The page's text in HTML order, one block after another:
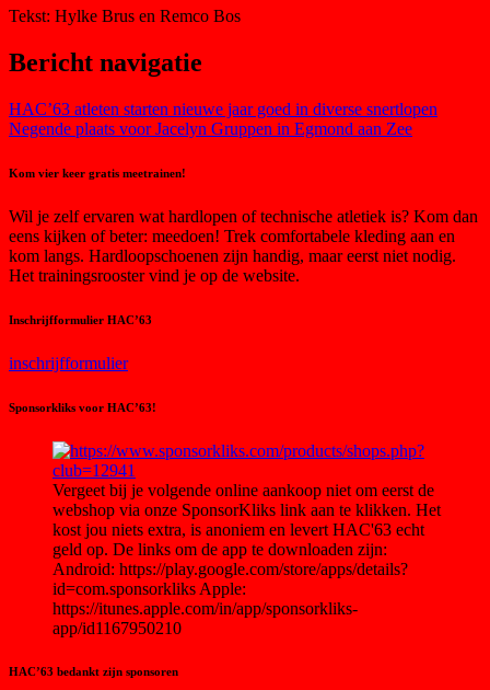
Tekst: Hylke Brus en Remco Bos
Bericht navigatie
HAC’63 atleten starten nieuwe jaar goed in diverse snertlopen
Negende plaats voor Jacelyn Gruppen in Egmond aan Zee
Kom vier keer gratis meetrainen!
Wil je zelf ervaren wat hardlopen of technische atletiek is? Kom dan
eens kijken of beter: meedoen! Trek comfortabele kleding aan en
kom langs. Hardloopschoenen zijn handig, maar eerst niet nodig.
Het trainingsrooster vind je op de website.
Inschrijfformulier HAC’63
inschrijfformulier
Sponsorkliks voor HAC’63!
Vergeet bij je volgende online aankoop niet om eerst de
webshop via onze SponsorKliks link aan te klikken. Het
kost jou niets extra, is anoniem en levert HAC'63 echt
geld op. De links om de app te downloaden zijn:
Android: https://play.google.com/store/apps/details?
id=com.sponsorkliks Apple:
https://itunes.apple.com/in/app/sponsorkliks-
app/id1167950210
HAC’63 bedankt zijn sponsoren